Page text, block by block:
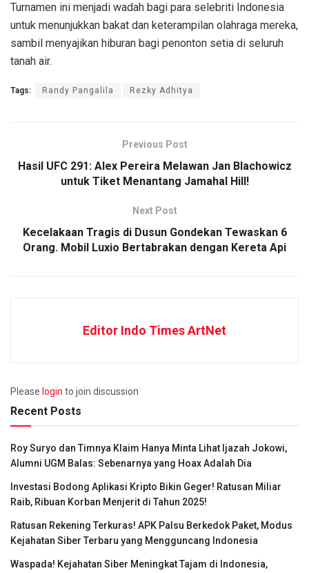
Turnamen ini menjadi wadah bagi para selebriti Indonesia
untuk menunjukkan bakat dan keterampilan olahraga mereka,
sambil menyajikan hiburan bagi penonton setia di seluruh
tanah air.
Tags: Randy Pangalila Rezky Adhitya
Previous Post
Hasil UFC 291: Alex Pereira Melawan Jan Blachowicz
untuk Tiket Menantang Jamahal Hill!
Next Post
Kecelakaan Tragis di Dusun Gondekan Tewaskan 6
Orang. Mobil Luxio Bertabrakan dengan Kereta Api
Editor Indo Times ArtNet
Please login to join discussion
Recent Posts
Roy Suryo dan Timnya Klaim Hanya Minta Lihat Ijazah Jokowi,
Alumni UGM Balas: Sebenarnya yang Hoax Adalah Dia
Investasi Bodong Aplikasi Kripto Bikin Geger! Ratusan Miliar
Raib, Ribuan Korban Menjerit di Tahun 2025!
Ratusan Rekening Terkuras! APK Palsu Berkedok Paket, Modus
Kejahatan Siber Terbaru yang Mengguncang Indonesia
Waspada! Kejahatan Siber Meningkat Tajam di Indonesia,